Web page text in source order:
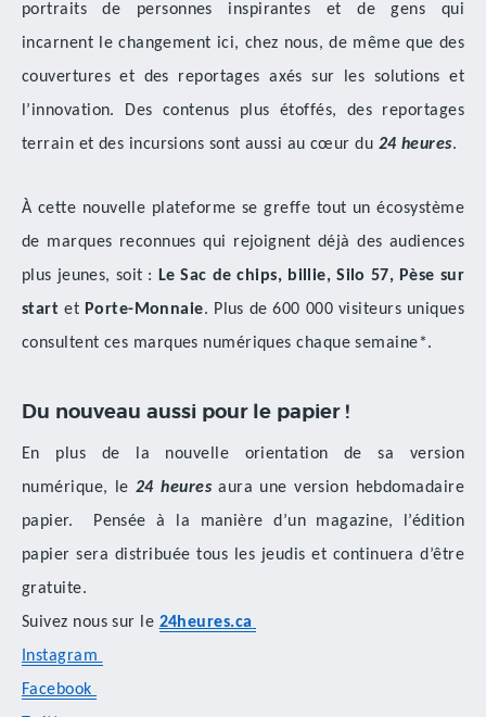
portraits de personnes inspirantes et de gens qui
incarnent le changement ici, chez nous, de même que des
couvertures et des reportages axés sur les solutions et
l’innovation. Des contenus plus étoffés, des reportages
terrain et des incursions sont aussi au cœur du 24 heures.
À cette nouvelle plateforme se greffe tout un écosystème
de marques reconnues qui rejoignent déjà des audiences
plus jeunes, soit :
Le Sac de chips, billie, Silo 57, Pèse sur
startet Porte-Monnaie. Plus de 600 000 visiteurs uniques
consultent ces marques numériques chaque semaine*.
Du nouveau aussi pour le papier !
En plus de la nouvelle orientation de sa version
numérique, le24 heures aura une version hebdomadaire
papier. Pensée à la manière d’un magazine, l’édition
papier sera distribuée tous les jeudis et continuera d’être
gratuite.
Suivez nous sur le 24heures.ca
Instagram
Facebook